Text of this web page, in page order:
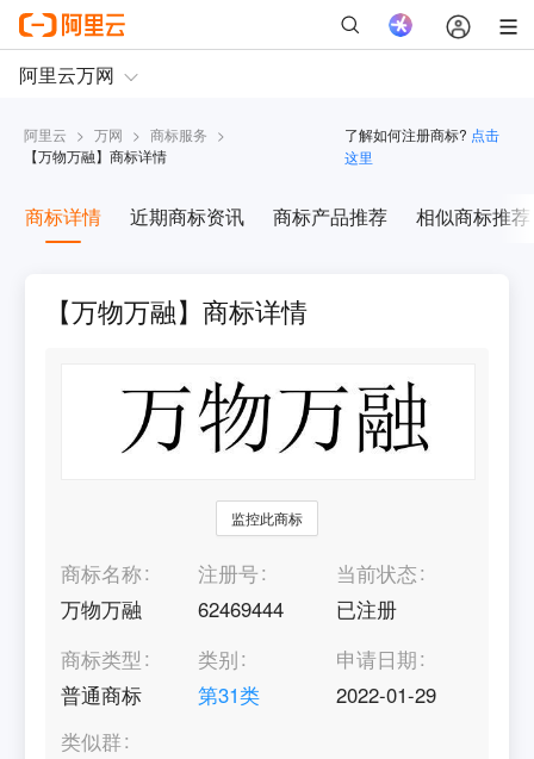
阿里云 > 万网 > 商标服务 >
【万物万融】商标详情
了解如何注册商标? 点击
这里
商标详情 近期商标资讯 商标产品推荐 相似商标推荐
【万物万融】商标详情
监控此商标
商标名称
万物万融
注册号
62469444
当前状态
已注册
商标类型
普通商标
类别
第31类
申请日期
2022-01-29
类似群